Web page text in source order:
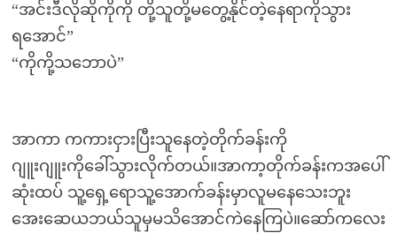
“အင်းဒီလိုဆိုကိုကို တို့သူတို့မတွေ့နိုင်တဲ့နေရာကိုသွား
ရအောင်”
“ကိုကို့သဘောပဲ”
အာကာ ကကားငှားပြီးသူနေတဲ့တိုက်ခန်းကို
ဂျူးဂျူးကိုခေါ်သွားလိုက်တယ်။အာကာ့တိုက်ခန်းကအပေါ်
ဆုံးထပ် သူ့ရှေ့ရောသူ့အောက်ခန်းမှာလူမနေသေးဘူး
အေးဆေယဘယ်သူမှမသိအောင်ကဲနေကြပဲ။ဆော်ကလေး